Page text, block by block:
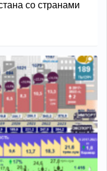
со странами